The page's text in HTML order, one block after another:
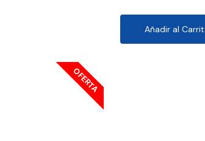
Añadir al
OFERTA